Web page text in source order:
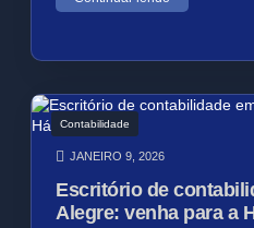
Contabilidade
JANEIRO 9, 2026
Escritório de
Alegre: venha para a